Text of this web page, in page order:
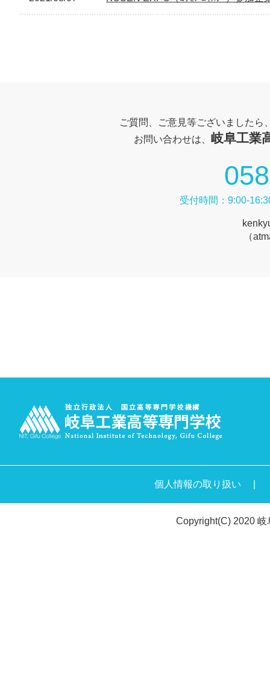
ご質問、ご意見等ございましたら
お問い合わせは、 岐阜工業
受付時間：9:00-
（
個人情報の取り扱い
Copyright(C) 2020